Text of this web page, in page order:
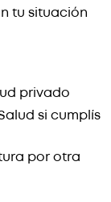
tu situación
privado
si cumplís
por otra